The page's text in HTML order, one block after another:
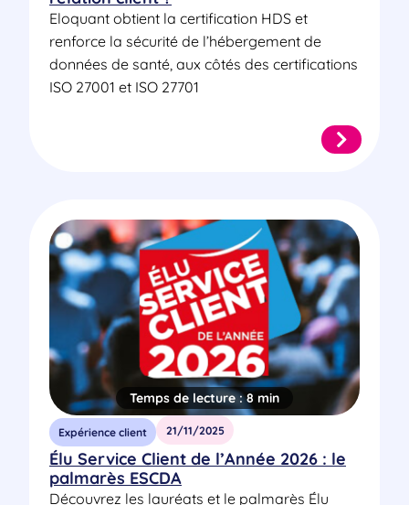
Eloquant obtient la certification HDS et
renforce la sécurité de l’hébergement de
données de santé, aux côtés des certifications
ISO 27001 et ISO 27701
Temps de lecture :8 min
Expérience client 21/11/2025
Élu Service Client de l’Année 2026 : le
palmarès ESCDA
Découvrez les lauréats et le palmarès Élu